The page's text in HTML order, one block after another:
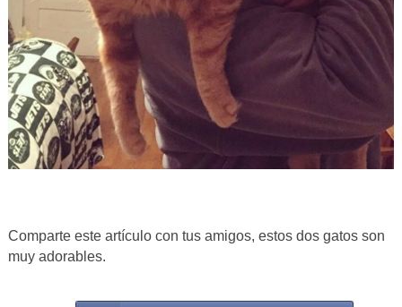
Comparte este artículo con tus amigos, estos dos gatos son
muy adorables.